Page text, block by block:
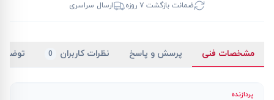
ضمانت بازگشت ۷ روزه
ارسال سراسری
مشخصات فنی پرسش و پاسخ نظرات کاربران 0
پردازنده